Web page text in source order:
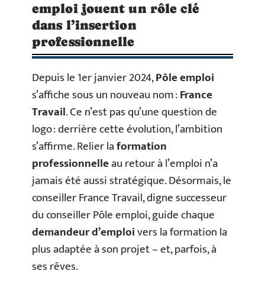
emploi jouent un rôle clé
dans l’insertion
professionnelle
Depuis le 1er janvier 2024,Pôle emploi
s’affiche sous un nouveau nom :France
Travail. Ce n’est pas qu’une question de
logo : derrière cette évolution, l’ambition
s’affirme. Relier laformation
professionnelleau retour à l’emploi n’a
jamais été aussi stratégique. Désormais, le
conseiller France Travail, digne successeur
du conseiller Pôle emploi, guide chaque
demandeur d’emploivers la formation la
plus adaptée à son projet – et, parfois, à
ses rêves.